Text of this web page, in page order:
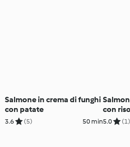
Salmone in crema di funghi
con patate
3.6 (5) 50 min
con
5.0 (1)